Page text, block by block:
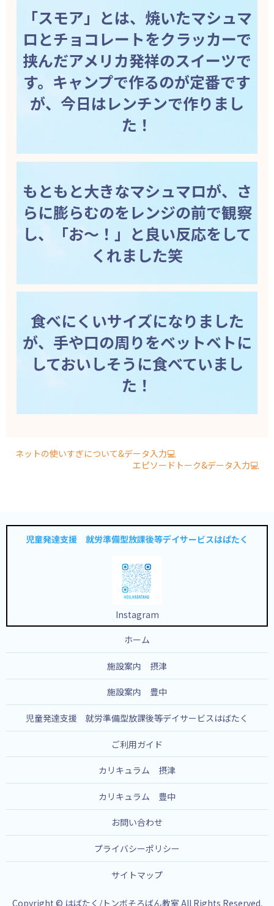
「スモア」とは、焼いたマシュマ
ロとチョコレートをクラッカーで
挟んだアメリカ発祥のスイーツで
す。キャンプで作るのが定番です
が、今日はレンチンで作りまし
た！
もともと大きなマシュマロが、さ
らに膨らむのをレンジの前で観察
し、「お～！」と良い反応をして
くれました笑
食べにくいサイズになりました
が、手や口の周りをベットベトに
しておいしそうに食べていまし
た！
ネットの使いすぎについて&データ入力💻
エピソードトーク&データ入力💻
児童発達支援 就労準備型放課後等デイサービスはばたく
Instagram
ホーム
施設案内 摂津
施設案内 豊中
児童発達支援 就労準備型放課後等デイサービスはばたく
ご利用ガイド
カリキュラム 摂津
カリキュラム 豊中
お問い合わせ
プライバシーポリシー
サイトマップ
Copyright © はばたく/トンボそろばん教室 All Rights Reserved.